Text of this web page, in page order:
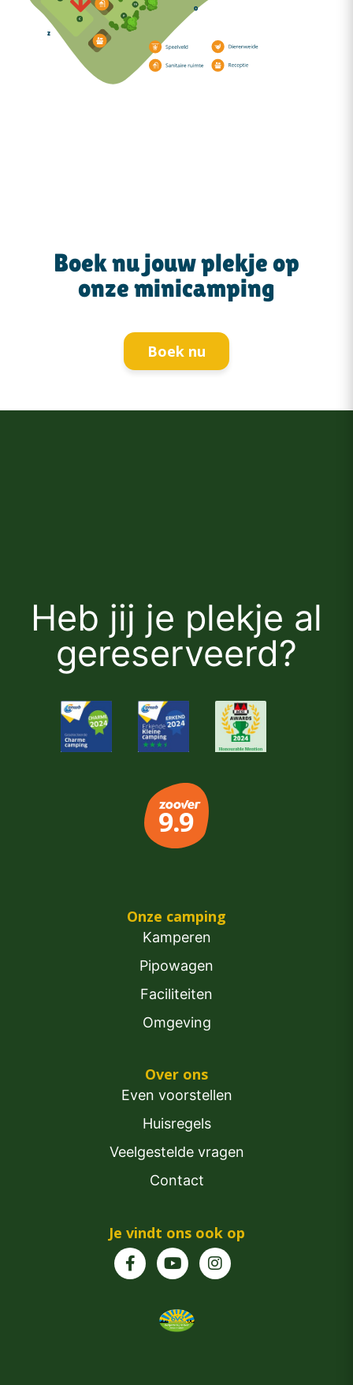
Boek nu jouw plekje op
onze minicamping
Boek nu
Heb jij je plekje al
gereserveerd?
Onze camping
Kamperen
Pipowagen
Faciliteiten
Omgeving
Over ons
Even voorstellen
Huisregels
Veelgestelde vragen
Contact
Je vindt ons ook op